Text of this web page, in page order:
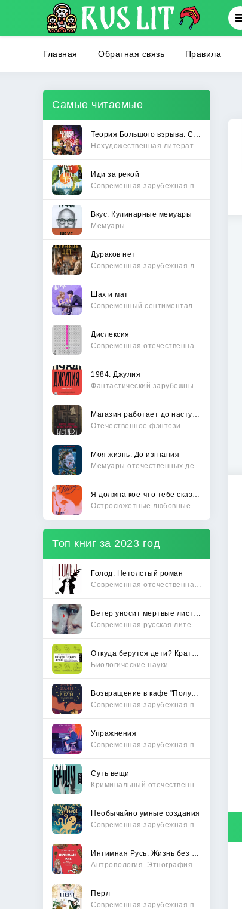
Главная Обратная связь Правила
Самые читаемые
Иди за рекой
Вкус. Кулинарные мемуары
Мемуары
Дураков нет
Шах и мат
Дислексия
1984. Джулия
Отечественное фэнтези
Моя жизнь. До изгнания
Топ книг за 2023 год
Голод. Нетолстый роман
Биологические науки
Упражнения
Суть вещи
Необычайно умные создания
Антропология. Этнография
Перл